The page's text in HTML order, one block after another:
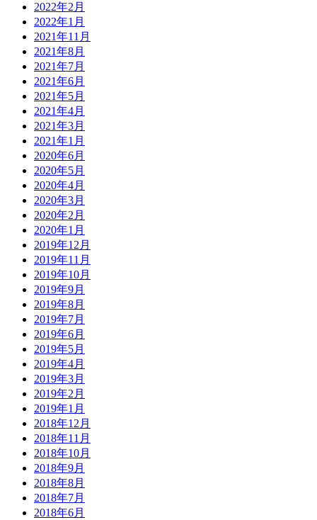
2022年2月
2022年1月
2021年11月
2021年8月
2021年7月
2021年6月
2021年5月
2021年4月
2021年3月
2021年1月
2020年6月
2020年5月
2020年4月
2020年3月
2020年2月
2020年1月
2019年12月
2019年11月
2019年10月
2019年9月
2019年8月
2019年7月
2019年6月
2019年5月
2019年4月
2019年3月
2019年2月
2019年1月
2018年12月
2018年11月
2018年10月
2018年9月
2018年8月
2018年7月
2018年6月